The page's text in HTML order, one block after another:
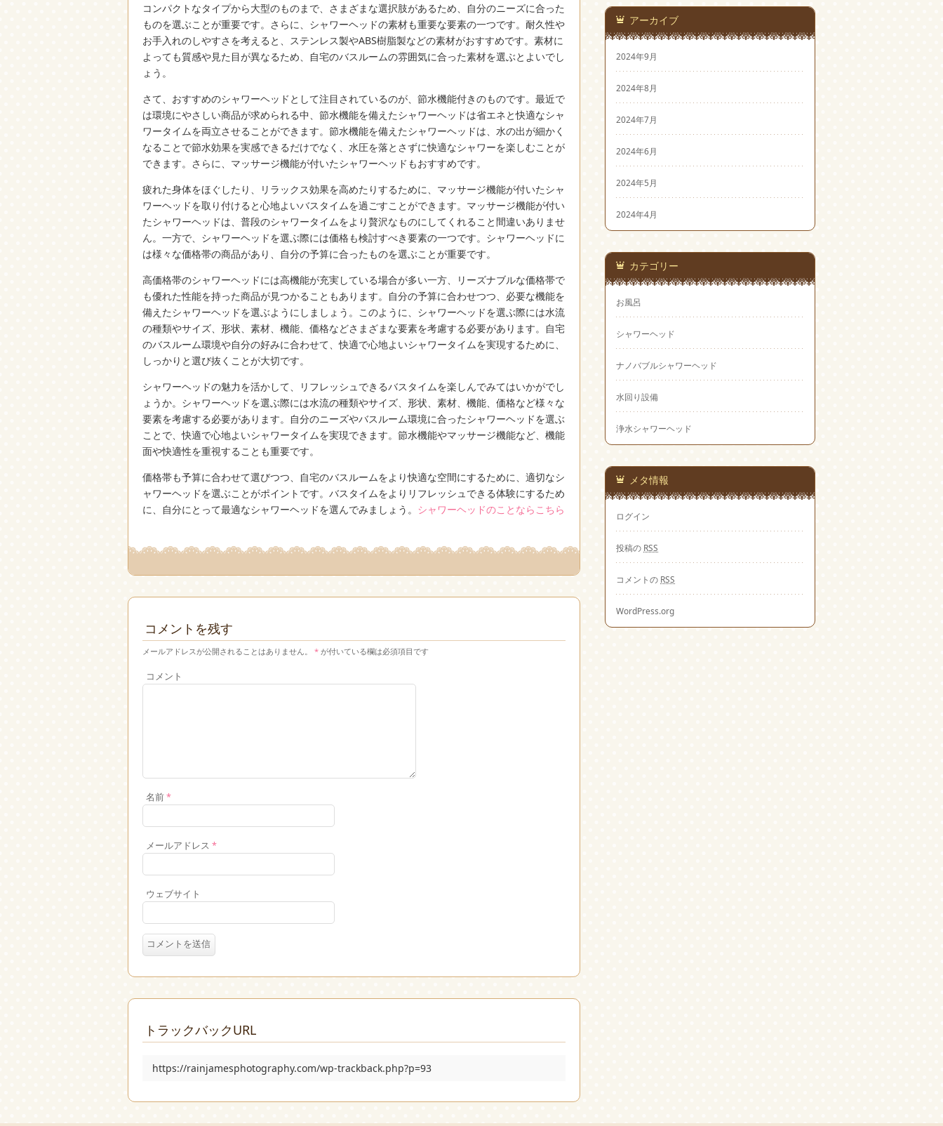
コンパクトなタイプから大型のものまで、さまざまな選択肢があるため、自分のニーズに合った
ものを選ぶことが重要です。さらに、シャワーヘッドの素材も重要な要素の一つです。耐久性や
お手入れのしやすさを考えると、ステンレス製やABS樹脂製などの素材がおすすめです。素材に
よっても質感や見た目が異なるため、自宅のバスルームの雰囲気に合った素材を選ぶとよいでし
ょう。
さて、おすすめのシャワーヘッドとして注目されているのが、節水機能付きのものです。最近で
は環境にやさしい商品が求められる中、節水機能を備えたシャワーヘッドは省エネと快適なシャ
ワータイムを両立させることができます。節水機能を備えたシャワーヘッドは、水の出が細かく
なることで節水効果を実感できるだけでなく、水圧を落とさずに快適なシャワーを楽しむことが
できます。さらに、マッサージ機能が付いたシャワーヘッドもおすすめです。
疲れた身体をほぐしたり、リラックス効果を高めたりするために、マッサージ機能が付いたシャ
ワーヘッドを取り付けると心地よいバスタイムを過ごすことができます。マッサージ機能が付い
たシャワーヘッドは、普段のシャワータイムをより贅沢なものにしてくれること間違いありませ
ん。一方で、シャワーヘッドを選ぶ際には価格も検討すべき要素の一つです。シャワーヘッドに
は様々な価格帯の商品があり、自分の予算に合ったものを選ぶことが重要です。
高価格帯のシャワーヘッドには高機能が充実している場合が多い一方、リーズナブルな価格帯で
も優れた性能を持った商品が見つかることもあります。自分の予算に合わせつつ、必要な機能を
備えたシャワーヘッドを選ぶようにしましょう。このように、シャワーヘッドを選ぶ際には水流
の種類やサイズ、形状、素材、機能、価格などさまざまな要素を考慮する必要があります。自宅
のバスルーム環境や自分の好みに合わせて、快適で心地よいシャワータイムを実現するために、
しっかりと選び抜くことが大切です。
シャワーヘッドの魅力を活かして、リフレッシュできるバスタイムを楽しんでみてはいかがでし
ょうか。シャワーヘッドを選ぶ際には水流の種類やサイズ、形状、素材、機能、価格など様々な
要素を考慮する必要があります。自分のニーズやバスルーム環境に合ったシャワーヘッドを選ぶ
ことで、快適で心地よいシャワータイムを実現できます。節水機能やマッサージ機能など、機能
面や快適性を重視することも重要です。
価格帯も予算に合わせて選びつつ、自宅のバスルームをより快適な空間にするために、適切なシ
ャワーヘッドを選ぶことがポイントです。バスタイムをよりリフレッシュできる体験にするため
に、自分にとって最適なシャワーヘッドを選んでみましょう。 シャワーヘッドのことならこちら
コメントを残す
メールアドレスが公開されることはありません。 * が付いている欄は必須項目です
コメント
名前*
メールアドレス *
ウェブサイト
トラックバックURL
https://rainjamesphotography.com/wp-trackback.php?p=93
アーカイブ
2024年9月
2024年8月
2024年7月
2024年6月
2024年5月
2024年4月
カテゴリー
お風呂
シャワーヘッド
ナノバブルシャワーヘッド
水回り設備
浄水シャワーヘッド
メタ情報
ログイン
投稿の RSS
コメントの RSS
WordPress.org